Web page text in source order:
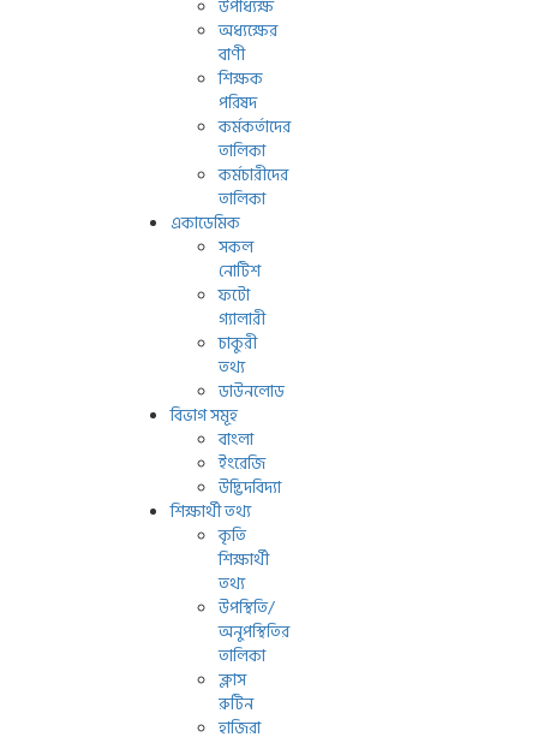
উপাধ্যক্ষ
অধ্যক্ষের
বাণী
শিক্ষক
পরিষদ
কর্মকর্তাদের
তালিকা
কর্মচারীদের
তালিকা
একাডেমিক
সকল
নোটিশ
ফটো
গ্যালারী
চাকুরী
তথ্য
ডাউনলোড
বিভাগ সমূহ
বাংলা
ইংরেজি
উদ্ভিদবিদ্যা
শিক্ষার্থী তথ্য
কৃতি
শিক্ষার্থী
তথ্য
উপস্থিতি/
অনুপস্থিতির
তালিকা
ক্লাস
রুটিন
হাজিরা